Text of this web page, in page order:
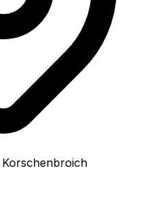
Korschenbroich